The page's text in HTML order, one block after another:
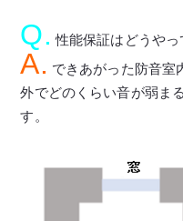
Q. 性能保証はどうやっ
A. できあがった防音室
外でどのくらい音が弱ま
す。